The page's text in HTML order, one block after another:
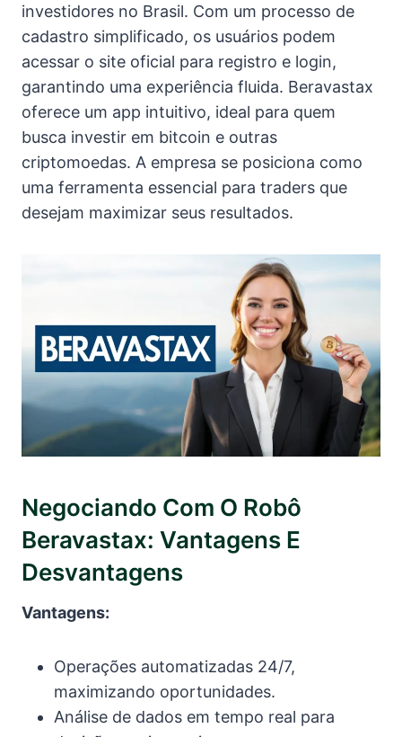
investidores no Brasil. Com um processo de
cadastro simplificado, os usuários podem
acessar o site oficial para registro e login,
garantindo uma experiência fluida. Beravastax
oferece um app intuitivo, ideal para quem
busca investir em bitcoin e outras
criptomoedas. A empresa se posiciona como
uma ferramenta essencial para traders que
desejam maximizar seus resultados.
Negociando Com O Robô
Beravastax: Vantagens E
Desvantagens
Vantagens:
Operações automatizadas 24/7,
maximizando oportunidades.
Análise de dados em tempo real para